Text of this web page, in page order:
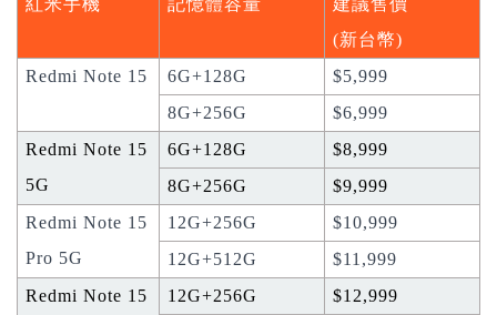
紅米手機 記憶體容量
建議售價
(新台幣)
Redmi Note 15
6G+128G
$5,999
8G+256G
$6,999
Redmi Note 15
5G
6G+128G
$8,999
8G+256G
$9,999
Redmi Note 15
Pro 5G
12G+256G
$10,999
12G+512G
$11,999
Redmi Note 15
12G+256G
$12,999